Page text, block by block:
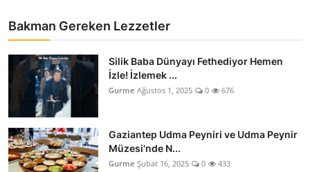
Bakman Gereken Lezzetler
Silik Baba Dünyayı Fethediyor Hemen
İzle! İzlemek ...
Gurme Ağustos 1, 2025 0 676
Gaziantep Udma Peyniri ve Udma Peynir
Müzesi'nde N...
Gurme Şubat 16, 2025 0 433